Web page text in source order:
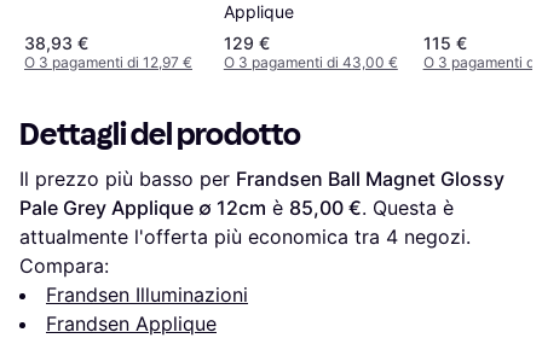
38,93 €
O 3 pagamenti di 12,97 €
Applique
129 €
O 3 pagamenti di 43,00 €
115 €
O 3 pagamenti
Dettagli del prodotto
Il prezzo più basso per Frandsen Ball Magnet Glossy
Pale Grey Applique ∅ 12cm è 85,00 €. Questa è
attualmente l'offerta più economica tra 4 negozi.
Compara:
Frandsen Illuminazioni
Frandsen Applique